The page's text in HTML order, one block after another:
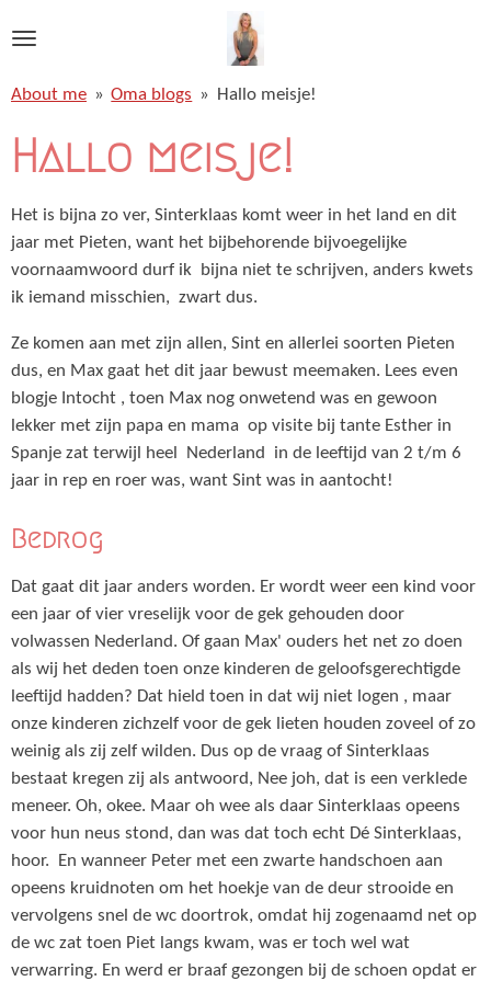
direct
de
hoofdinhoud
About me » Oma blogs » Hallo meisje!
Hallo meisje!
Het is bijna zo ver, Sinterklaas komt weer in het land en dit
jaar met Pieten, want het bijbehorende bijvoegelijke
voornaamwoord durf ik bijna niet te schrijven, anders kwets
ik iemand misschien, zwart dus.
Ze komen aan met zijn allen, Sint en allerlei soorten Pieten
dus, en Max gaat het dit jaar bewust meemaken. Lees even
blogje Intocht , toen Max nog onwetend was en gewoon
lekker met zijn papa en mama op visite bij tante Esther in
Spanje zat terwijl heel Nederland in de leeftijd van 2 t/m 6
jaar in rep en roer was, want Sint was in aantocht!
Bedrog
Dat gaat dit jaar anders worden. Er wordt weer een kind voor
een jaar of vier vreselijk voor de gek gehouden door
volwassen Nederland. Of gaan Max' ouders het net zo doen
als wij het deden toen onze kinderen de geloofsgerechtigde
leeftijd hadden? Dat hield toen in dat wij niet logen , maar
onze kinderen zichzelf voor de gek lieten houden zoveel of zo
weinig als zij zelf wilden. Dus op de vraag of Sinterklaas
bestaat kregen zij als antwoord, Nee joh, dat is een verklede
meneer. Oh, okee. Maar oh wee als daar Sinterklaas opeens
voor hun neus stond, dan was dat toch echt Dé Sinterklaas,
hoor. En wanneer Peter met een zwarte handschoen aan
opeens kruidnoten om het hoekje van de deur strooide en
vervolgens snel de wc doortrok, omdat hij zogenaamd net op
de wc zat toen Piet langs kwam, was er toch wel wat
verwarring. En werd er braaf gezongen bij de schoen opdat er